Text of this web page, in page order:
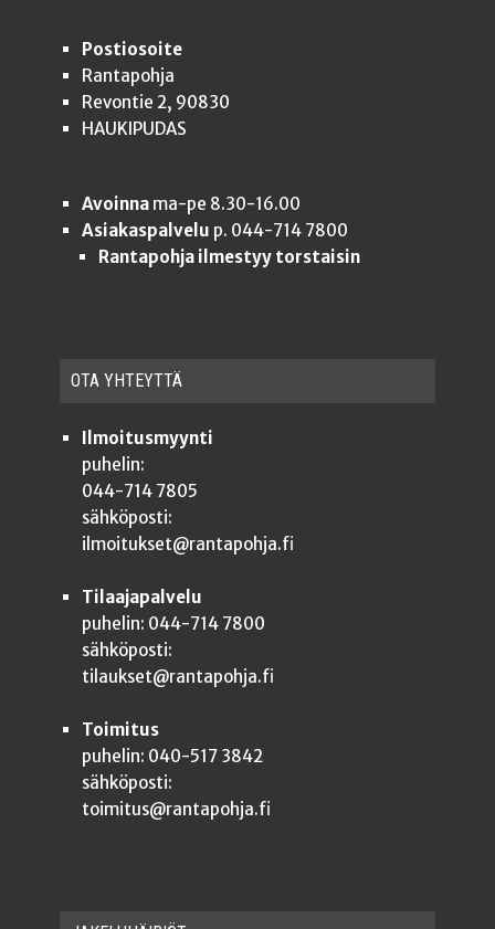
Postiosoite
Rantapohja
Revontie 2, 90830
HAUKIPUDAS
Avoinnama-pe 8.30-16.00
Asiakaspalvelu p. 044-714 7800
Rantapohja ilmestyy torstaisin
OTA YHTEYT­TÄ
Ilmoitusmyynti
puhelin:
044-714 7805
sähköposti:
ilmoitukset@rantapohja.fi
Tilaajapalvelu
puhelin: 044-714 7800
sähköposti:
tilaukset@rantapohja.fi
Toimitus
puhelin: 040-517 3842
sähköposti:
toimitus@rantapohja.fi